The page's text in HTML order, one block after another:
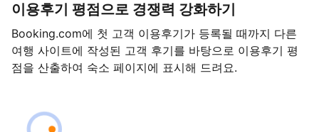
이용후기 평점으로 경쟁력 강화하기
Booking.com에 첫 고객 이용후기가 등록될 때까지 다른
여행 사이트에 작성된 고객 후기를 바탕으로 이용후기 평
점을 산출하여 숙소 페이지에 표시해 드려요.